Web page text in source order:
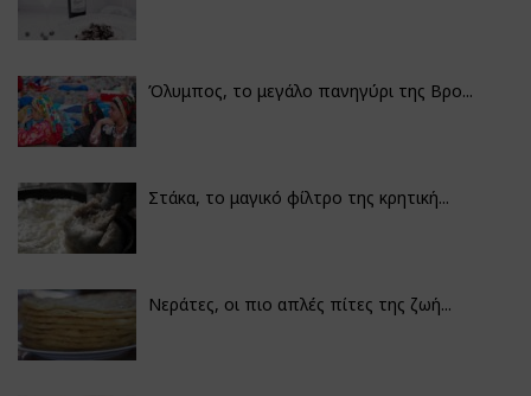
Όλυμπος, το μεγάλο πανηγύρι της Βρο...
Στάκα, το μαγικό φίλτρο της κρητική...
Νεράτες, οι πιο απλές πίτες της ζωή...